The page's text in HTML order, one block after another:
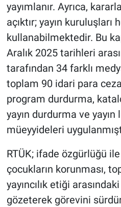
yayımlanır. Ayrıca,
açıktır; yayın kuruluşları
kullanabilmektedir. Bu
Aralık 2025 tarihleri
tarafından 34 farklı
toplam 90 idari para
program durdurma,
yayın durdurma ve yayın
müeyyideleri
RTÜK; ifade özgürlüğü
çocukların korunması,
yayıncılık etiği
gözeterek görevini